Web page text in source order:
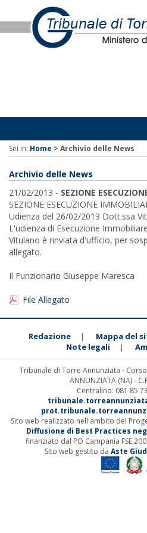
Sei in: Home > Archivio delle News
Archivio delle News
21/02/2013 - SEZIONE
SEZIONE ESECUZIONE
Udienza del 26/02/2013 Dott.ssa
L'udienza di Esecuzione
Vitulano è rinviata d'ufficio, per
allegato.
Il Funzionario Giuseppe Maresca
File Allegato
Redazione | Mappa del
Note legali |
Tribunale di Torre Annunziata -
ANNUNZIATA (NA) -
Centralino: 081 85
Sito web realizzato nell'ambito del
Diffusione di Best Practices
finanziato dal PO Campania FSE
Sito web gestito da Aste